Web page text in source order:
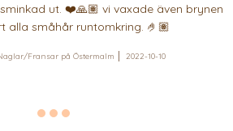
ut. ❤️🙏🏽 vi vaxade även brynen
alla småhår runtomkring. 🤌🏽
Fransar på Östermalm 2022-10-10